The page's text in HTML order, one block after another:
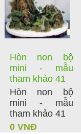
Hòn non bộ
mini - mẫu
tham khảo 41
Hòn non bộ
mini - mẫu
tham khảo 41
0 VNĐ